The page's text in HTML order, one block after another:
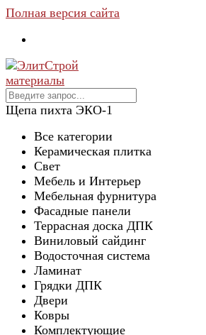
Полная версия сайта
Щепа пихта ЭКО-1
Все категории
Керамическая плитка
Свет
Мебель и Интерьер
Мебельная фурнитура
Фасадные панели
Террасная доска ДПК
Виниловый сайдинг
Водосточная система
Ламинат
Грядки ДПК
Двери
Ковры
Комплектующие